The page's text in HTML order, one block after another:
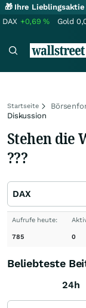
🎁 Ihre
DAX +0,69% Gold
Startseite
Diskussion
Stehen die
???
DAX
Aufrufe heute:
785 0
Beliebteste
24h